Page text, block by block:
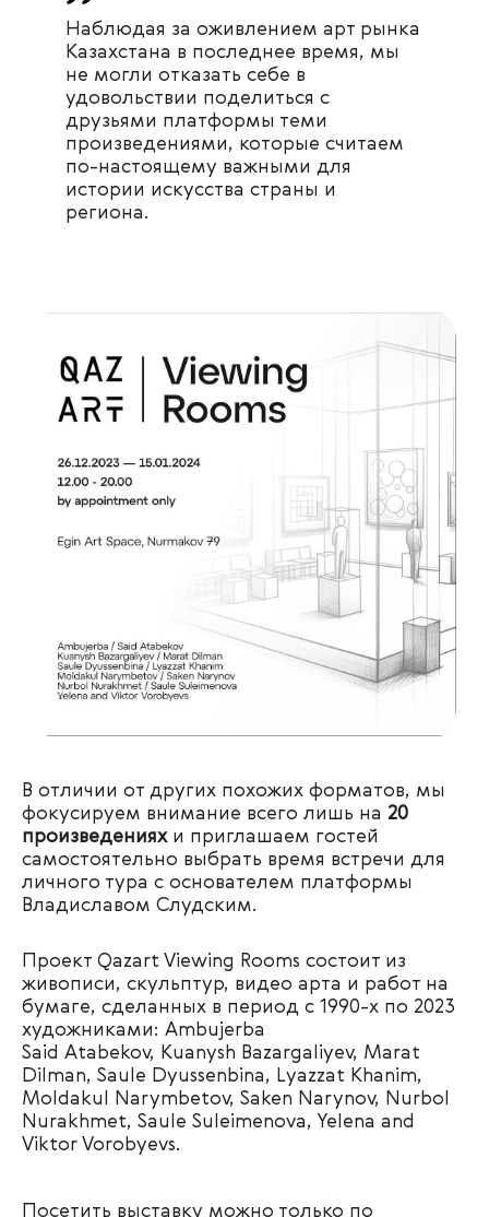
Наблюдая за оживлением арт рынка
Казахстана в последнее время, мы
не могли отказать себе в
удовольствии поделиться с
друзьями платформы теми
произведениями, которые считаем
по-настоящему важными для
истории искусства страны и
региона.
В отличии от других похожих форматов, мы
фокусируем внимание всего лишь на 20
произведенияхи приглашаем гостей
самостоятельно выбрать время встречи для
личного тура с основателем платформы
Владиславом Слудским.
Проект Qazart Viewing Rooms состоит из
живописи, скульптур, видео арта и работ на
бумаге, сделанных в период с 1990-х по 2023
художниками: Ambujerba
Said Atabekov, Kuanysh Bazargaliyev, Marat
Dilman, Saule Dyussenbina, Lyazzat Khanim,
Moldakul Narymbetov, Saken Narynov, Nurbol
Nurakhmet, Saule Suleimenova, Yelena and
Viktor Vorobyevs.
Посетить выставку можно только по